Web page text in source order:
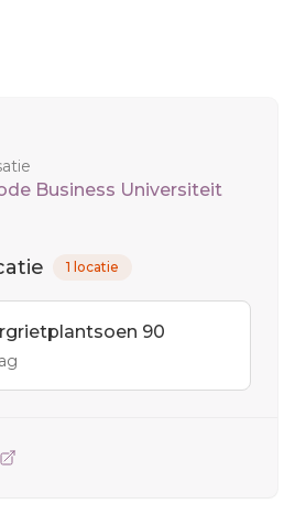
Business Universiteit
1 locatie
90